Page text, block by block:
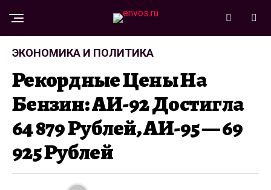
ЭКОНОМИКА И ПОЛИТИКА
Рекордные Цены На
Бензин: АИ-92 Достигла
64 879 Рублей, АИ-95 — 69
925 Рублей